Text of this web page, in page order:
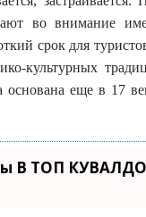
во внимание
срок для
культурных
еще в 17
В ТОП